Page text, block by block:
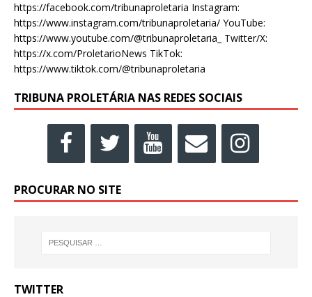
https://facebook.com/tribunaproletaria Instagram:
https://www.instagram.com/tribunaproletaria/ YouTube:
https://www.youtube.com/@tribunaproletaria_ Twitter/X:
https://x.com/ProletarioNews TikTok:
https://www.tiktok.com/@tribunaproletaria
TRIBUNA PROLETÁRIA NAS REDES SOCIAIS
PROCURAR NO SITE
TWITTER